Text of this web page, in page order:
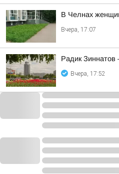
В Челнах
Вчера, 17:07
Радик Зиннатов
Вчера, 17:52